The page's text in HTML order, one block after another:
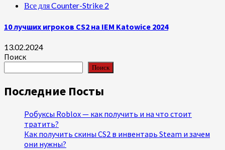
Все для Counter-Strike 2
10 лучших игроков CS2 на IEM Katowice 2024
13.02.2024
Поиск
Поиск
Последние Посты
Робуксы Roblox — как получить и на что стоит
тратить?
Как получить скины CS2 в инвентарь Steam и зачем
они нужны?